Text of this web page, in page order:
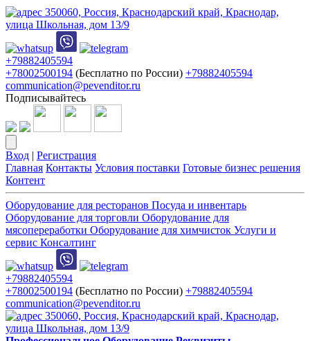
350060, Россия, Краснодарский край, Краснодар,
улица Школьная, дом 13/9
+79882405594
+78002500194 (Бесплатно по России) +79882405594
communication@pevenditor.ru
Подписывайтесь
Вход | Регистрация
Главная Контакты Условия поставки Готовые бизнес решения
Контент
Оборудование для ресторанов Посуда и инвентарь
Оборудование для торговли Оборудование для
мясопереработки Оборудование для химчисток Услуги и
сервис Консалтинг
+79882405594
+78002500194 (Бесплатно по России) +79882405594
communication@pevenditor.ru
350060, Россия, Краснодарский край, Краснодар,
улица Школьная, дом 13/9